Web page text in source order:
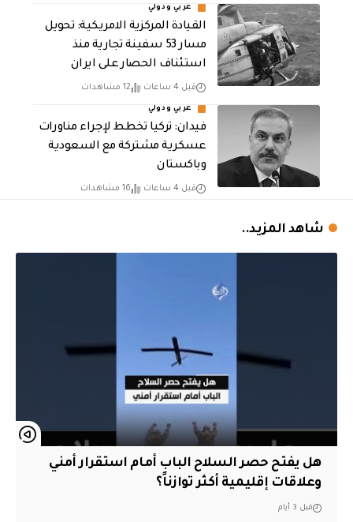
عربي ودولي
القيادة المركزية الامريكية: تحويل
مسار 53 سفينة تجارية منذ
استئناف الحصار على ايران
قبل 4 ساعات 12 مشاهدات
عربي ودولي
فيدان: تركيا تخطط لإجراء مناورات
عسكرية مشتركة مع السعودية
وباكستان
قبل 4 ساعات 16 مشاهدات
شاهد المزيد..
هل يفتح حصر السلاح الباب أمام استقرار أمني
وعلاقات إقليمية أكثر توازناً؟
قبل 3 أيام